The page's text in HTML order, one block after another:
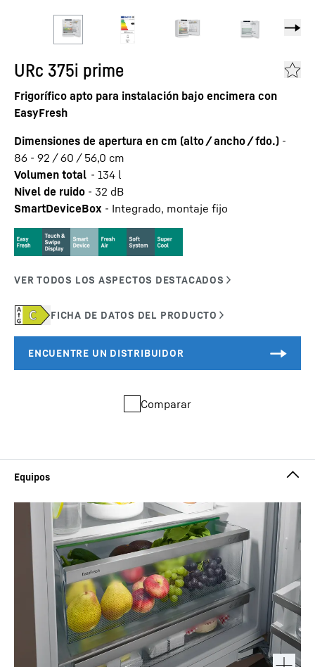
URc 375i prime
Frigorífico apto para instalación bajo encimera con
EasyFresh
Dimensiones de apertura en cm (alto / ancho / fdo.) -
86 - 92 / 60 / 56,0 cm
Volumen total - 134 l
Nivel de ruido - 32 dB
SmartDeviceBox - Integrado, montaje fijo
Comparar